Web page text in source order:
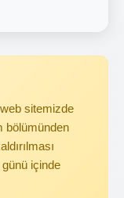
sitemizde
bölümünden
içinde